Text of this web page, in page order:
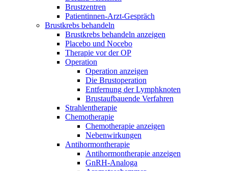
Brustzentren
Patientinnen-Arzt-Gespräch
Brustkrebs behandeln
Brustkrebs behandeln anzeigen
Placebo und Nocebo
Therapie vor der OP
Operation
Operation anzeigen
Die Brustoperation
Entfernung der Lymphknoten
Brustaufbauende Verfahren
Strahlentherapie
Chemotherapie
Chemotherapie anzeigen
Nebenwirkungen
Antihormontherapie
Antihormontherapie anzeigen
GnRH-Analoga